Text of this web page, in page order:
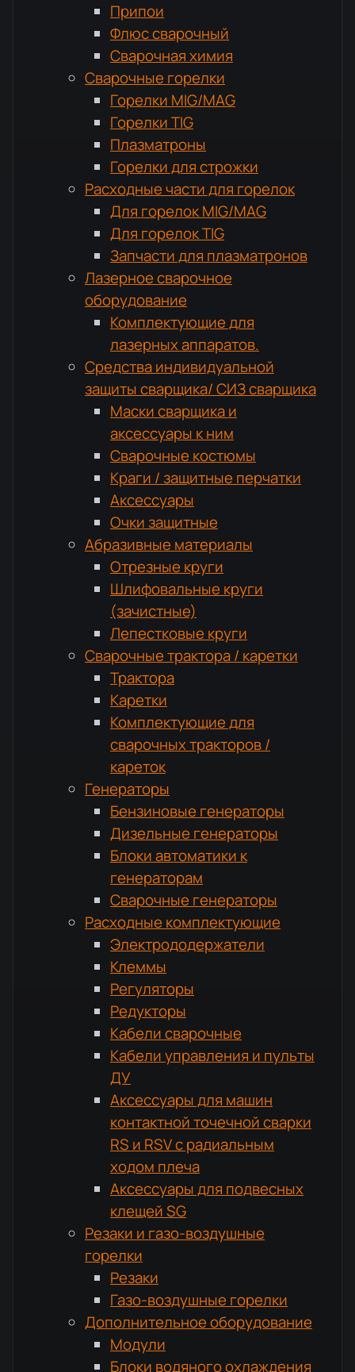
Припои
Флюс сварочный
Сварочная химия
Сварочные горелки
Горелки MIG/MAG
Горелки TIG
Плазматроны
Горелки для строжки
Расходные части для горелок
Для горелок MIG/MAG
Для горелок TIG
Запчасти для плазматронов
Лазерное сварочное
оборудование
Комплектующие для
лазерных аппаратов.
Средства индивидуальной
защиты сварщика/ СИЗ сварщика
Маски сварщика и
аксессуары к ним
Сварочные костюмы
Краги / защитные перчатки
Аксессуары
Очки защитные
Абразивные материалы
Отрезные круги
Шлифовальные круги
(зачистные)
Лепестковые круги
Сварочные трактора / каретки
Трактора
Каретки
Комплектующие для
сварочных тракторов /
кареток
Генераторы
Бензиновые генераторы
Дизельные генераторы
Блоки автоматики к
генераторам
Сварочные генераторы
Расходные комплектующие
Электрододержатели
Клеммы
Регуляторы
Редукторы
Кабели сварочные
Кабели управления и пульты
ДУ
Аксессуары для машин
контактной точечной сварки
RS и RSV с радиальным
ходом плеча
Аксессуары для подвесных
клещей SG
Резаки и газо-воздушные
горелки
Резаки
Газо-воздушные горелки
Дополнительное оборудование
Модули
Блоки водяного охлаждения